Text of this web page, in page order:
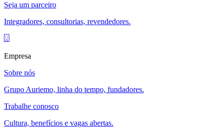
Seja um parceiro
Integradores, consultorias, revendedores.
Empresa
Sobre nós
Grupo Auriemo, linha do tempo, fundadores.
Trabalhe conosco
Cultura, benefícios e vagas abertas.